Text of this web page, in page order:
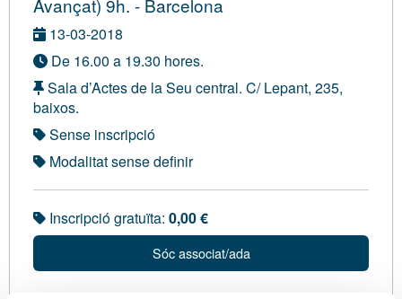
13-03-2018
De 16.00 a 19.30 hores.
Sala d’Actes de la Seu central. C/ Lepant, 235,
baixos.
Sense inscripció
Modalitat sense definir
Inscripció gratuïta: 0,00 €
Sóc associat/ada